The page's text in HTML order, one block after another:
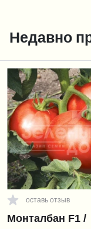
Недавно
оставь отзыв
Монталбан F1 /